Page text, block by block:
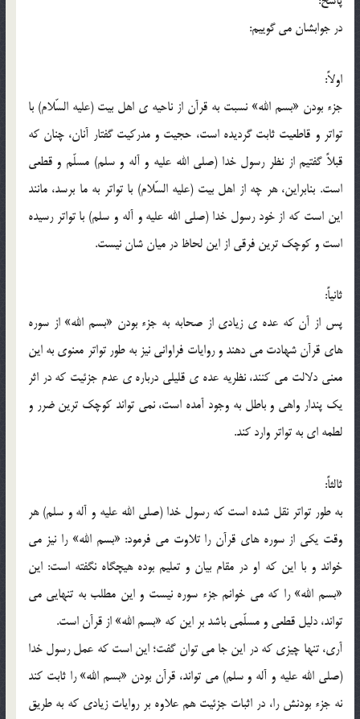
در جوابشان مي گوييم:
اولاً:
جزء بودن «بسم الله» نسبت به قرآن از ناحيه ي اهل بيت (عليه السّلام) با
تواتر و قاطعيت ثابت گرديده است، حجيت و مدرکيت گفتار آنان، چنان که
قبلاً گفتيم از نظر رسول خدا (صلي الله عليه و آله و سلم) مسلّم و قطعي
است. بنابراين، هر چه از اهل بيت (عليه السّلام) با تواتر به ما برسد، مانند
اين است که از خود رسول خدا (صلي الله عليه و آله و سلم) با تواتر رسيده
است و کوچک ترين فرقي از اين لحاظ در ميان شان نيست.
ثانياً:
پس از آن که عده ي زيادي از صحابه به جزء بودن «بسم الله» از سوره
هاي قرآن شهادت مي دهند و روايات فراواني نيز به طور تواتر معنوي به اين
معني دلالت مي کنند، نظريه عده ي قليلي درباره ي عدم جزئيت که در اثر
يک پندار واهي و باطل به وجود آمده است، نمي تواند کوچک ترين ضرر و
لطمه اي به تواتر وارد کند.
ثالثاً:
به طور تواتر نقل شده است که رسول خدا (صلي الله عليه و آله و سلم) هر
وقت يکي از سوره هاي قرآن را تلاوت مي فرمود: «بسم الله» را نيز مي
خواند و با اين که او در مقام بيان و تعليم بوده هيچگاه نگفته است: اين
«بسم الله» را که مي خوانم جزء سوره نيست و اين مطلب به تنهايي مي
تواند، دليل قطعي و مسلّمي باشد بر اين که «بسم الله» از قرآن است.
آري، تنها چيزي که در اين جا مي توان گفت؛ اين است که عمل رسول خدا
(صلي الله عليه و آله و سلم) مي تواند، قرآن بودن «بسم الله» را ثابت کند
نه جزء بودنش را، در اثبات جزئيت هم علاوه بر روايات زيادي که به طريق